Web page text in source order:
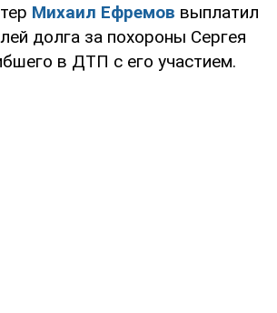
Михаил Ефремов выплатил
долга за похороны Сергея
в ДТП с его участием.